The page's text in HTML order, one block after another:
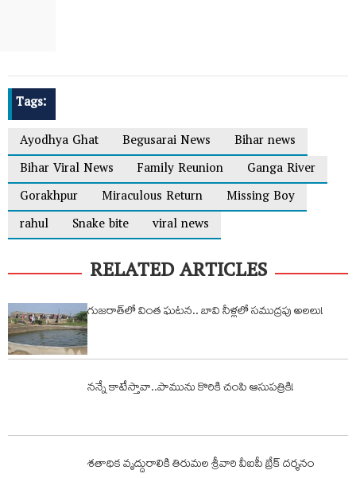
Tags:
Ayodhya Ghat
Begusarai News
Bihar news
Bihar Viral News
Family Reunion
Ganga River
Gorakhpur
Miraculous Return
Missing Boy
rahul
Snake bite viral news
RELATED ARTICLES
గుజరాత్‌లో వింత ఘటన.. బావి నీళ్లలో సముద్రపు అలలు!
నన్నే కాటేస్తావా..పామును కొరికి చంపి ఆసుపత్రికి!
శతాధిక వృద్దురాలికి తిరుమల శ్రీవారి వీఐపీ బ్రేక్ దర్శనం